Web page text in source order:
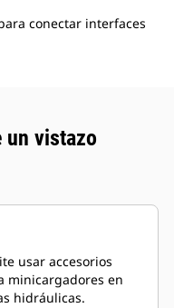
conectar interfaces
un vistazo
usar accesorios
minicargadores en
hidráulicas.